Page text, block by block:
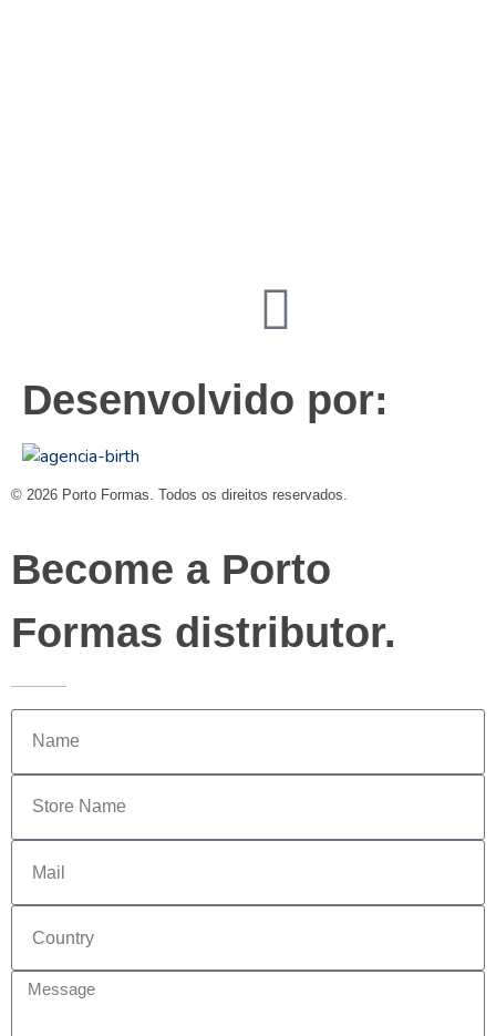
Desenvolvido por:
© 2026 Porto Formas. Todos os direitos reservados.
Become a Porto
Formas distributor.